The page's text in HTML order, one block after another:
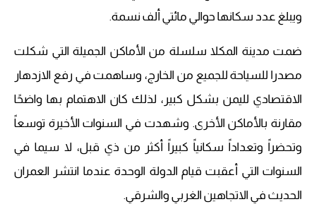
ويبلغ عدد سكانها حوالي مائتي ألف نسمة.
ضمت مدينة المكلا سلسلة من الأماكن الجميلة التي شكلت
مصدرا للسياحة للجميع من الخارج، وساهمت في رفع الازدهار
الاقتصادي لليمن بشكل كبير، لذلك كان الاهتمام بها واضحًا
مقارنة بالأماكن الأخرى. وشهدت في السنوات الأخيرة توسعاً
وتحضراً وتعداداً سكانياً كبيراً أكثر من ذي قبل، لا سيما في
السنوات التي أعقبت قيام الدولة الوحدة عندما انتشر العمران
الحديث في الاتجاهين الغربي والشرقي.